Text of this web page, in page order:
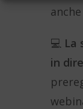
💻 La
in